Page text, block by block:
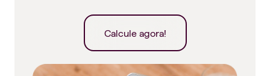
Calcule agora!